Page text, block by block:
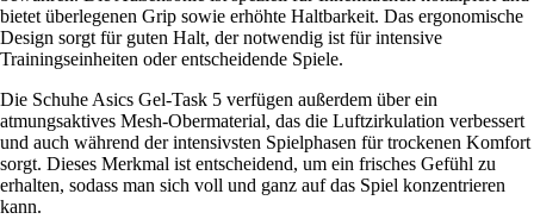
bietet überlegenen Grip sowie erhöhte Haltbarkeit. Das ergonomische
Design sorgt für guten Halt, der notwendig ist für intensive
Trainingseinheiten oder entscheidende Spiele.
Die Schuhe Asics Gel-Task 5 verfügen außerdem über ein
atmungsaktives Mesh-Obermaterial, das die Luftzirkulation verbessert
und auch während der intensivsten Spielphasen für trockenen Komfort
sorgt. Dieses Merkmal ist entscheidend, um ein frisches Gefühl zu
erhalten, sodass man sich voll und ganz auf das Spiel konzentrieren
kann.